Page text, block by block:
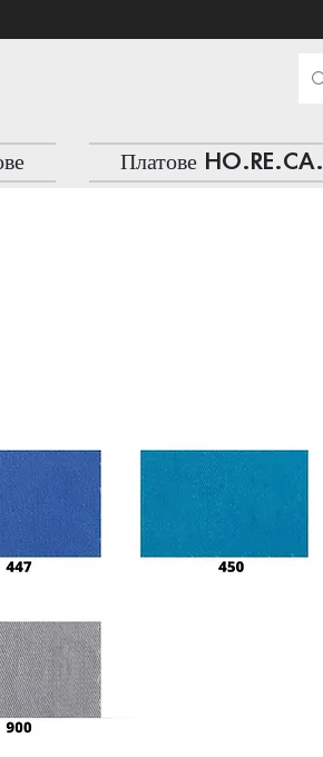
Платове HO.RE.CA.